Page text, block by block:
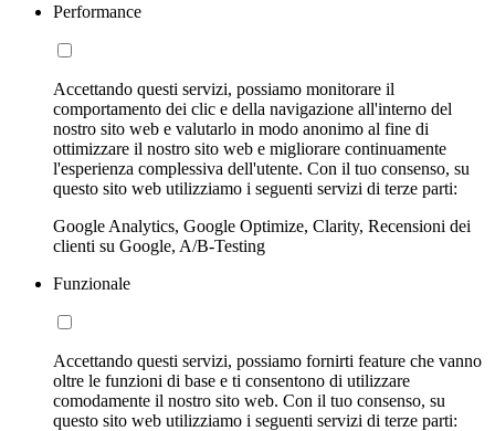
Performance
Accettando questi servizi, possiamo monitorare il
comportamento dei clic e della navigazione all'interno del
nostro sito web e valutarlo in modo anonimo al fine di
ottimizzare il nostro sito web e migliorare continuamente
l'esperienza complessiva dell'utente. Con il tuo consenso, su
questo sito web utilizziamo i seguenti servizi di terze parti:
Google Analytics, Google Optimize, Clarity, Recensioni dei
clienti su Google, A/B-Testing
Funzionale
Accettando questi servizi, possiamo fornirti feature che vanno
oltre le funzioni di base e ti consentono di utilizzare
comodamente il nostro sito web. Con il tuo consenso, su
questo sito web utilizziamo i seguenti servizi di terze parti: